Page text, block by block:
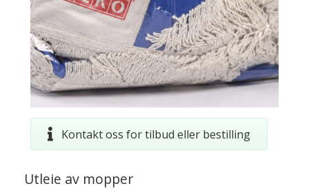
Kontakt oss for tilbud eller bestilling
Utleie av mopper